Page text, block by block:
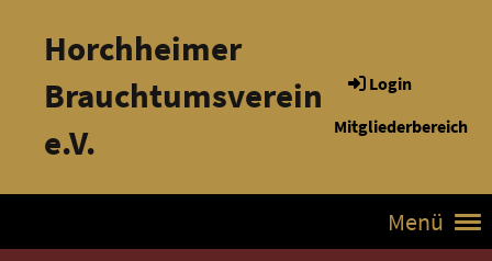
Horchheimer
Brauchtumsverein
e.V.
Login
Mitgliederbereich
Menü